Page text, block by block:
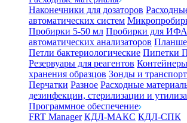
Наконечники для дозаторов
автоматических систем
Пробирки 5-50 мл Пробирки для
автоматических анализаторов
Петли бактериологические Пипетки
Резервуары для реагентов
хранения образцов Зонды и
Перчатки Разное Расходные
дезинфекции, стерилизации и
Программное обеспечение
FRT Manager КДЛ-МАКС КДЛ-СПК